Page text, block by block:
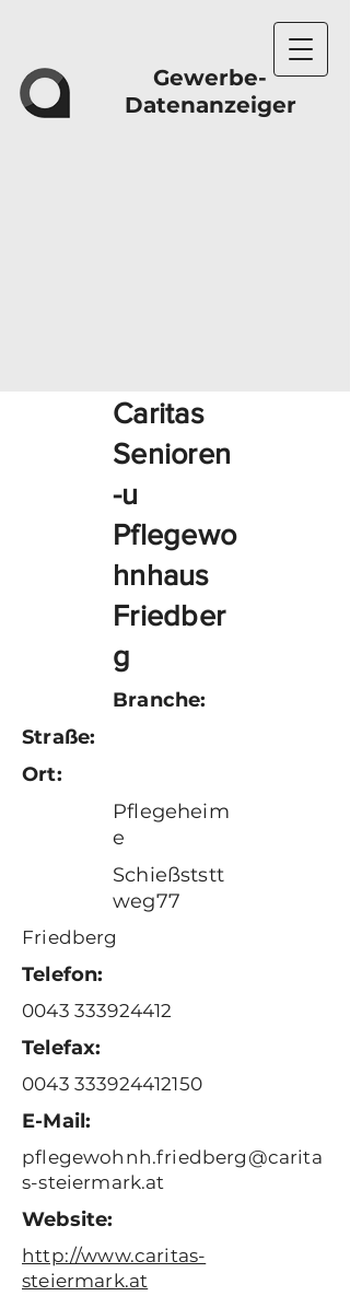
Gewerbe-
Datenanzeiger
Caritas
Senioren
-u
Pflegewo
hnhaus
Friedber
g
Branche:
Straße:
Ort:
Pflegeheim
e
Schießststt
weg77
Friedberg
Telefon:
0043 333924412
Telefax:
0043 333924412150
E-Mail:
pflegewohnh.friedberg@carita
s-steiermark.at
Website:
http://www.caritas-
steiermark.at